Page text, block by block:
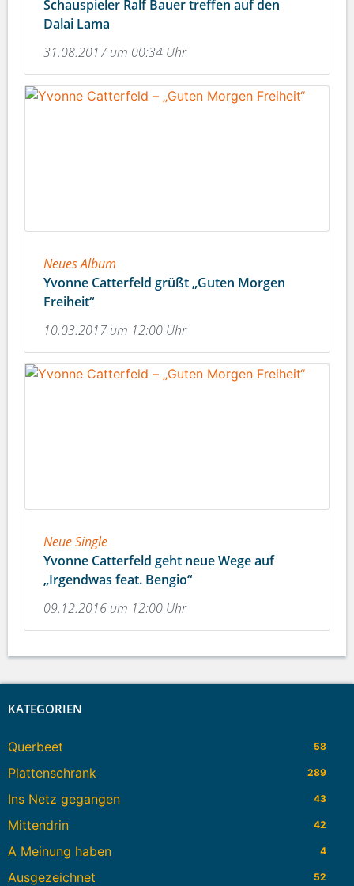
Schauspieler Ralf Bauer treffen auf den
Dalai Lama
31.08.2017 um 00:34 Uhr
Neues Album
Yvonne Catterfeld grüßt „Guten Morgen
Freiheit“
10.03.2017 um 12:00 Uhr
Neue Single
Yvonne Catterfeld geht neue Wege auf
„Irgendwas feat. Bengio“
09.12.2016 um 12:00 Uhr
KATEGORIEN
Querbeet 58
Plattenschrank 289
Ins Netz gegangen 43
Mittendrin 42
A Meinung haben 4
Ausgezeichnet 52